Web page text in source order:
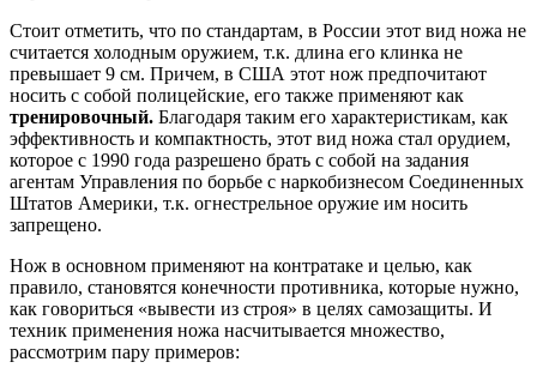
Стоит отметить, что по стандартам, в России этот вид ножа не
считается холодным оружием, т.к. длина его клинка не
превышает 9 см. Причем, в США этот нож предпочитают
носить с собой полицейские, его также применяют как
тренировочный. Благодаря таким его характеристикам, как
эффективность и компактность, этот вид ножа стал орудием,
которое с 1990 года разрешено брать с собой на задания
агентам Управления по борьбе с наркобизнесом Соединенных
Штатов Америки, т.к. огнестрельное оружие им носить
запрещено.
Нож в основном применяют на контратаке и целью, как
правило, становятся конечности противника, которые нужно,
как говориться «вывести из строя» в целях самозащиты. И
техник применения ножа насчитывается множество,
рассмотрим пару примеров: